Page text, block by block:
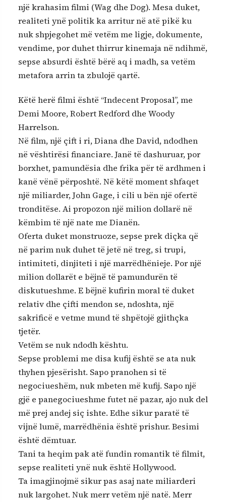
një krahasim filmi (Wag dhe Dog). Mesa duket,
realiteti ynë politik ka arritur në atë pikë ku
nuk shpjegohet më vetëm me ligje, dokumente,
vendime, por duhet thirrur kinemaja në ndihmë,
sepse absurdi është bërë aq i madh, sa vetëm
metafora arrin ta zbulojë qartë.
Këtë herë filmi është “Indecent Proposal”, me
Demi Moore, Robert Redford dhe Woody
Harrelson.
Në film, një çift i ri, Diana dhe David, ndodhen
në vështirësi financiare. Janë të dashuruar, por
borxhet, pamundësia dhe frika për të ardhmen i
kanë vënë përposhtë. Në këtë moment shfaqet
një miliarder, John Gage, i cili u bën një ofertë
tronditëse. Ai propozon një milion dollarë në
këmbim të një nate me Dianën.
Oferta duket monstruoze, sepse prek diçka që
në parim nuk duhet të jetë në treg, si trupi,
intimiteti, dinjiteti i një marrëdhënieje. Por një
milion dollarët e bëjnë të pamundurën të
diskutueshme. E bëjnë kufirin moral të duket
relativ dhe çifti mendon se, ndoshta, një
sakrificë e vetme mund të shpëtojë gjithçka
tjetër.
Vetëm se nuk ndodh kështu.
Sepse problemi me disa kufij është se ata nuk
thyhen pjesërisht. Sapo pranohen si të
negociueshëm, nuk mbeten më kufij. Sapo një
gjë e panegociueshme futet në pazar, ajo nuk del
më prej andej siç ishte. Edhe sikur paratë të
vijnë lumë, marrëdhënia është prishur. Besimi
është dëmtuar.
Tani ta heqim pak atë fundin romantik të filmit,
sepse realiteti ynë nuk është Hollywood.
Ta imagjinojmë sikur pas asaj nate miliarderi
nuk largohet. Nuk merr vetëm një natë. Merr